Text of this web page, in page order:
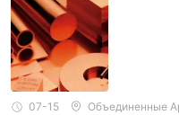
07-15 Объединенные